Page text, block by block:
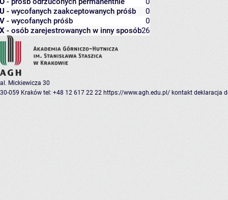
U - wycofanych zaakceptowanych próśb
0
V - wycofanych próśb
0
X - osób zarejestrowanych w inny sposób26
al. Mickiewicza 30
30-059 Kraków tel: +48 12 617 22 22 https://www.agh.edu.pl/ kontakt deklaracja